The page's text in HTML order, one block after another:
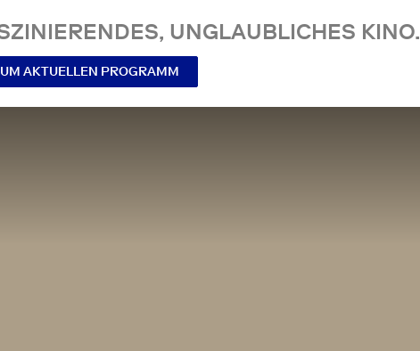
UNGLAUBLICHES KINO.
AKTUELLEN PROGRAMM